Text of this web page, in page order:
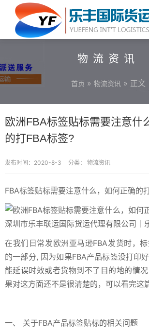
物流资讯
首页 » 物流资讯 » 正文
欧洲FBA标签贴标需要注意什
的打FBA标签?
发布时间：2020-8-3 分类： 物流资讯
FBA标签贴标需要注意什么，如何正确的
在我们日常发欧洲亚马逊FBA发货时，
的一部分, 因为如果FBA产品标签没打印
能延误时效或者货物到不了目的地的情
果对这方面还不是很清楚的，可以看完这
一、 关于FBA产品标签贴标的相关问题